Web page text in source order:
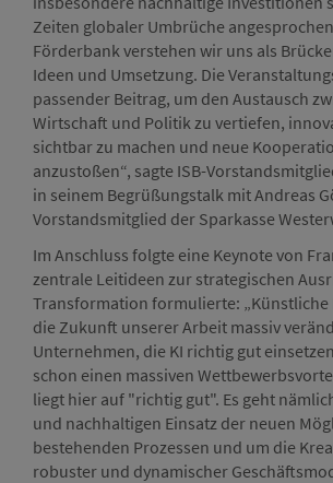
Zeiten globaler Umbrüche
Förderbank verstehen wir uns als
Ideen und Umsetzung. Die
passender Beitrag, um den Austausch
Wirtschaft und Politik zu vertiefen,
sichtbar zu machen und neue
anzustoßen“, sagte ISB-
in seinem Begrüßungstalk mit Andreas
Vorstandsmitglied der Sparkasse
Im Anschluss folgte eine Keynote von
zentrale Leitideen zur strategischen
Transformation formulierte:
die Zukunft unserer Arbeit massiv
Unternehmen, die KI richtig gut
schon einen massiven
liegt hier auf "richtig gut". Es geht
und nachhaltigen Einsatz der neuen
bestehenden Prozessen und um die
robuster und dynamischer